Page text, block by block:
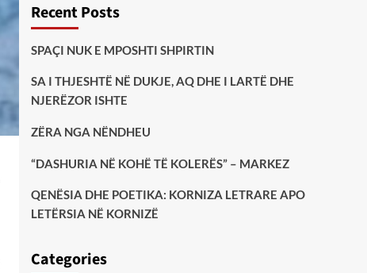
Recent Posts
SPAÇI NUK E MPOSHTI SHPIRTIN
SA I THJESHTË NË DUKJE, AQ DHE I LARTË DHE
NJERËZOR ISHTE
ZËRA NGA NËNDHEU
“DASHURIA NË KOHË TË KOLERËS” – MARKEZ
QENËSIA DHE POETIKA: KORNIZA LETRARE APO
LETËRSIA NË KORNIZË
Categories